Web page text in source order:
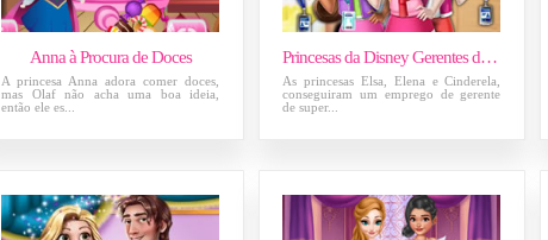
Anna à Procura de Doces
A princesa Anna adora comer doces,
mas Olaf não acha uma boa ideia,
então ele es...
Princesas da Disney Gerentes de Supermercado
As princesas Elsa, Elena e Cinderela,
conseguiram um emprego de gerente
de super...